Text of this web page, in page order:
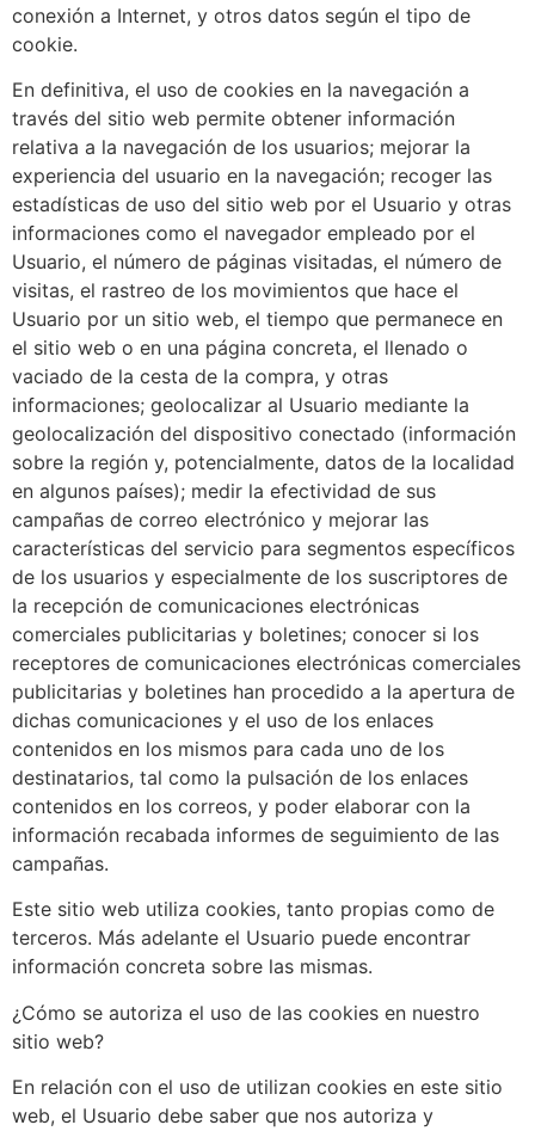
conexión a Internet, y otros datos según el tipo de
cookie.
En definitiva, el uso de cookies en la navegación a
través del sitio web permite obtener información
relativa a la navegación de los usuarios; mejorar la
experiencia del usuario en la navegación; recoger las
estadísticas de uso del sitio web por el Usuario y otras
informaciones como el navegador empleado por el
Usuario, el número de páginas visitadas, el número de
visitas, el rastreo de los movimientos que hace el
Usuario por un sitio web, el tiempo que permanece en
el sitio web o en una página concreta, el llenado o
vaciado de la cesta de la compra, y otras
informaciones; geolocalizar al Usuario mediante la
geolocalización del dispositivo conectado (información
sobre la región y, potencialmente, datos de la localidad
en algunos países); medir la efectividad de sus
campañas de correo electrónico y mejorar las
características del servicio para segmentos específicos
de los usuarios y especialmente de los suscriptores de
la recepción de comunicaciones electrónicas
comerciales publicitarias y boletines; conocer si los
receptores de comunicaciones electrónicas comerciales
publicitarias y boletines han procedido a la apertura de
dichas comunicaciones y el uso de los enlaces
contenidos en los mismos para cada uno de los
destinatarios, tal como la pulsación de los enlaces
contenidos en los correos, y poder elaborar con la
información recabada informes de seguimiento de las
campañas.
Este sitio web utiliza cookies, tanto propias como de
terceros. Más adelante el Usuario puede encontrar
información concreta sobre las mismas.
¿Cómo se autoriza el uso de las cookies en nuestro
sitio web?
En relación con el uso de utilizan cookies en este sitio
web, el Usuario debe saber que nos autoriza y